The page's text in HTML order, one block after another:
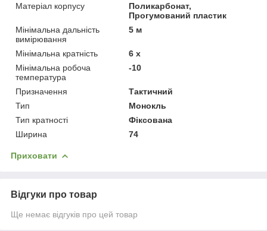
Матеріал корпусу
Поликарбонат,
Прогумований пластик
Мінімальна дальність
вимірювання
5 м
Мінімальна кратність
6 х
Мінімальна робоча
температура
-10
Призначення
Тактичний
Тип
Монокль
Тип кратності
Фіксована
Ширина
74
Приховати
Відгуки про товар
Ще немає відгуків про цей товар